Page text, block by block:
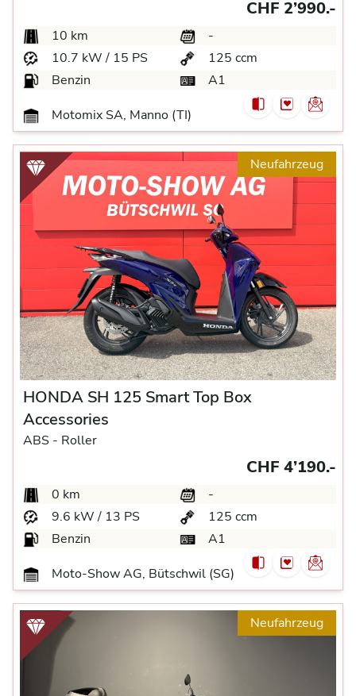
CHF 2’990.-
10 km
-
10.7 kW / 15 PS
125 ccm
Benzin
A1
Motomix SA, Manno (TI)
Neufahrzeug
HONDA SH 125 Smart Top Box
Accessories
ABS - Roller
CHF 4’190.-
0 km
-
9.6 kW / 13 PS
125 ccm
Benzin
A1
Moto-Show AG, Bütschwil (SG)
Neufahrzeug